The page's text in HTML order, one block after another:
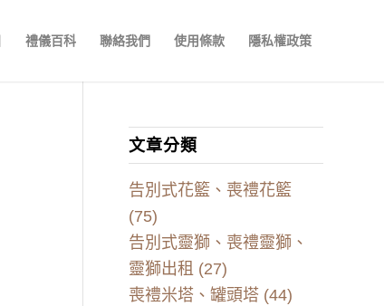
禮儀百科 聯絡我們 使用條款 隱私權政策
文章分類
告別式花籃、喪禮花籃
(75)
告別式靈獅、喪禮靈獅、
靈獅出租 (27)
喪禮米塔、罐頭塔 (44)